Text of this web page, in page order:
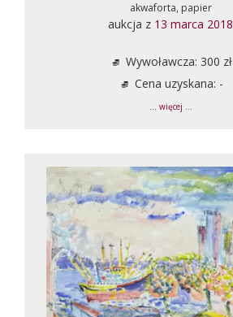
akwaforta, papier
aukcja z 13 marca 2018
Wywoławcza: 300 zł
Cena uzyskana: -
... więcej ...